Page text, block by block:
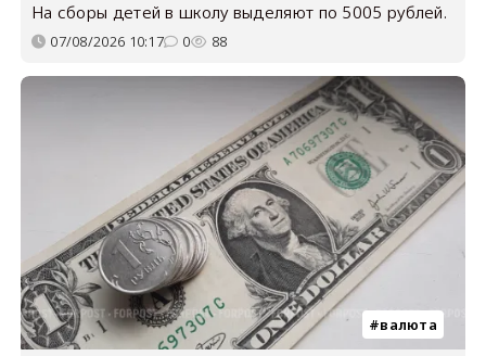
На сборы детей в школу выделяют по 5005 рублей.
07/08/2026 10:17 0 88
валюта